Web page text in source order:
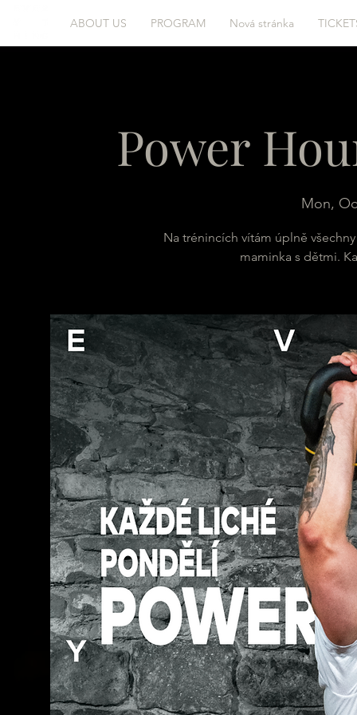
ABOUT US PROGRAM Nová stránka
Power
Mon,
Na trénincích vítám úplně
maminka s dětmi.